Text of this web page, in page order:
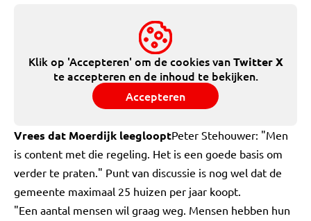
Klik op 'Accepteren' om de cookies vanTwitter X
te accepteren en de inhoud te bekijken.
Accepteren
Vrees dat Moerdijk leeglooptPeter Stehouwer: "Men
is content met die regeling. Het is een goede basis om
verder te praten." Punt van discussie is nog wel dat de
gemeente maximaal 25 huizen per jaar koopt.
"Een aantal mensen wil graag weg. Mensen hebben hun